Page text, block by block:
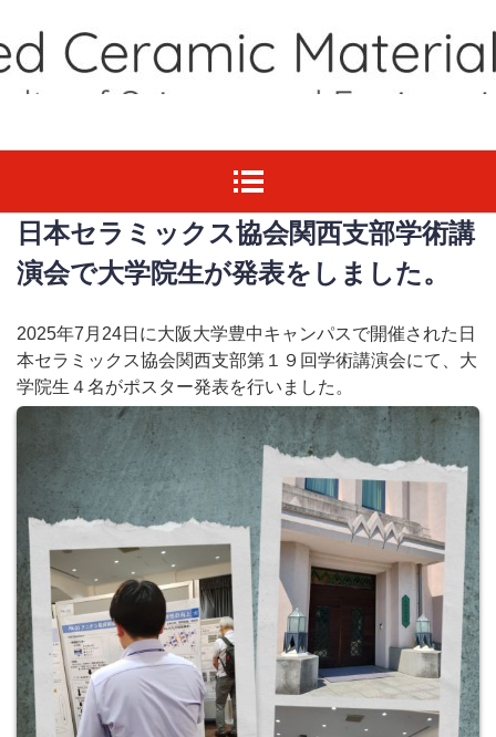
日本セラミックス協会関西支部学術講
演会で大学院生が発表をしました。
2025年7月24日に大阪大学豊中キャンパスで開催された日
本セラミックス協会関西支部第１９回学術講演会にて、大
学院生４名がポスター発表を行いました。